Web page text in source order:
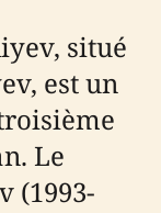
situé
est un
Le
(1993-